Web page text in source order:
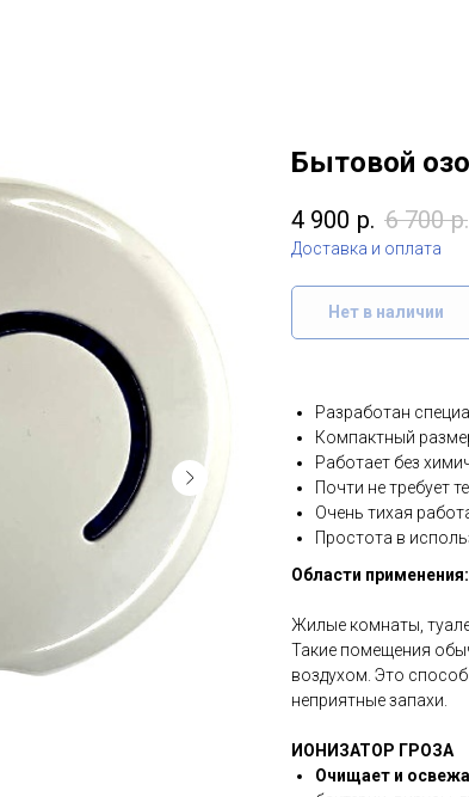
Бытовой
4 900 р. 6 700 р.
Доставка и оплата
Нет в наличии
Разработан
Компактный
Работает без
Почти не требует
Очень тихая
Простота в
Области применения:
Жилые комнаты,
Такие помещения
воздухом. Это
неприятные запахи.
ИОНИЗАТОР ГРОЗА
Очищает и